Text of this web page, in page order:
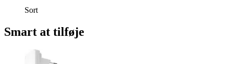
Sort
Smart at tilføje